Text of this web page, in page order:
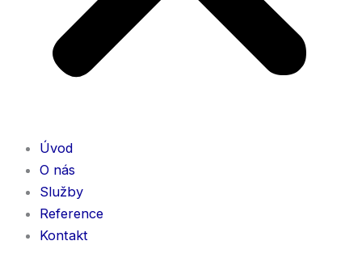
Úvod
O nás
Služby
Reference
Kontakt